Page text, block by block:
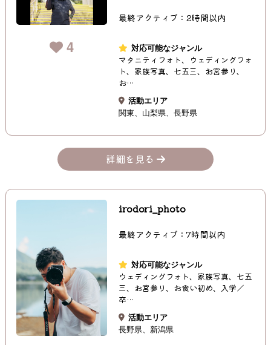
4
最終アクティブ：2時間以内
対応可能なジャンル
マタニティフォト、ウェディングフォ
ト、家族写真、七五三、お宮参り、
お…
活動エリア
関東
山梨県 長野県
詳細を見る
irodori_photo
最終アクティブ：7時間以内
対応可能なジャンル
ウェディングフォト、家族写真、七五
三、お宮参り、お食い初め、入学／
卒…
活動エリア
長野県
新潟県